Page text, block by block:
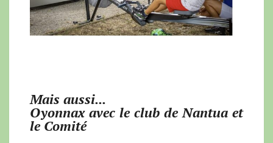
Mais aussi...
Oyonnax avec le club de Nantua et
le Comité